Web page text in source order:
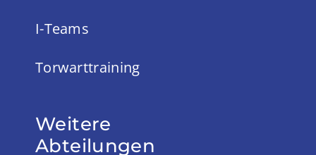
I-Teams
Torwarttraining
Weitere
Abteilungen